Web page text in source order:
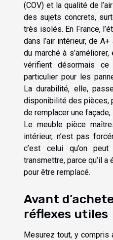
(COV) et la qualité de
des sujets concrets,
très isolés. En France,
dans l’air intérieur, de
du marché à s’améliorer,
vérifient désormais ce
particulier pour les
La durabilité, elle,
disponibilité des pièces,
de remplacer une
Le meuble pièce
intérieur, n’est pas
c’est celui qu’on
transmettre, parce qu’il
pour être remplacé.
Avant
réflexes utiles
Mesurez tout, y compris